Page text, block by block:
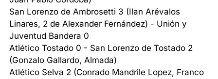
San Lorenzo de Ambrosetti 3 (Ilan Arévalos
Linares, 2 de Alexander Fernández) - Unión y
Juventud Bandera 0
Atlético Tostado 0 - San Lorenzo de Tostado 2
(Gonzalo Gallardo, Almada)
Atlético Selva 2 (Conrado Mandrile Lopez, Franco